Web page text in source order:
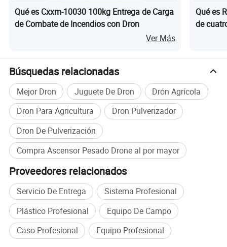
Qué es Cxxm-10030 100kg Entrega de Carga
de Combate de Incendios con Dron
Ver Más
Qué es
de
Búsquedas relacionadas
Mejor Dron Juguete De Dron
Drón Agrícola
Dron Para Agricultura
Dron Pulverizador
Dron De Pulverización
Compra Ascensor Pesado Drone al por mayor
Proveedores relacionados
Servicio De Entrega
Sistema Profesional
Plástico Profesional
Equipo De Campo
Caso Profesional
Equipo Profesional